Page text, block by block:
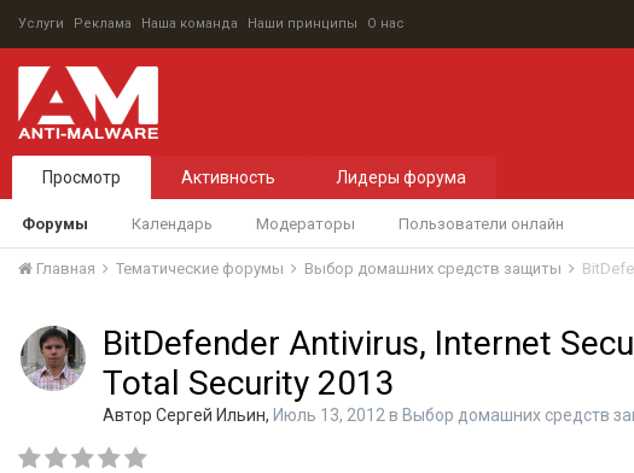
Услуги Реклама Наша команда Наши принципы О нас
Просмотр
Форумы Календарь Модераторы Пользователи онлайн
Активность Лидеры форума
Главная Тематические форумы Выбор домашних средств защиты
BitDefender Antivirus, Internet
Total Security 2013
Автор Сергей Ильин, Июль 13, 2012 в Выбор домашних средств